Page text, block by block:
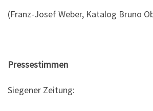
(Franz-Josef Weber, Katalog Bruno
Pressestimmen
Siegener Zeitung: